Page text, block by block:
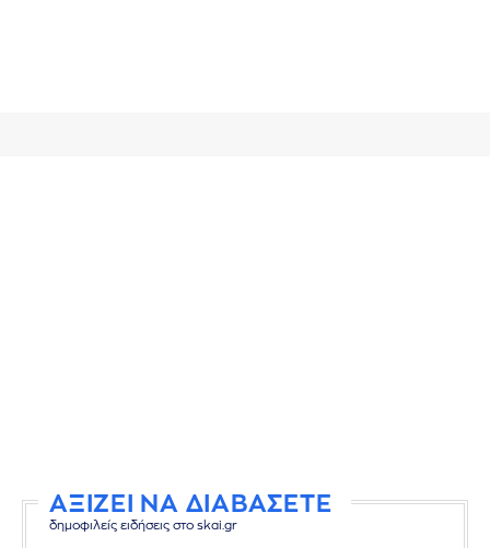
ΑΞΙΖΕΙ ΝΑ ΔΙΑΒΑΣΕΤΕ
δημοφιλείς ειδήσεις στο skai.gr